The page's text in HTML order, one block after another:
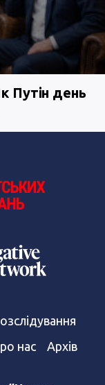
Путін день
нас Архів